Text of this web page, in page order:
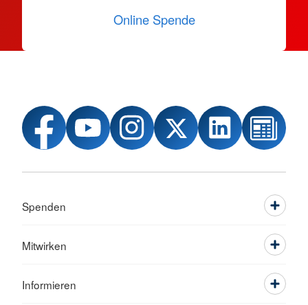
Online Spende
Spenden
Mitwirken
Informieren